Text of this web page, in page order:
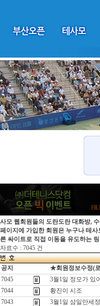
모 웹회원들의 도란도란 대화방,
이지에 가입한 회원은 누구나 테사
싸이트로 직접 이동을 유도하는
료수 : 7045 건
공지
★회원정보수정(
7045
3월1일 정모가 있
7044
황진이 시조
7043
3월1일 삼일만세